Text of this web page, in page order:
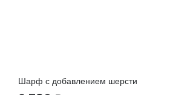
Шарф с добавлением шерсти